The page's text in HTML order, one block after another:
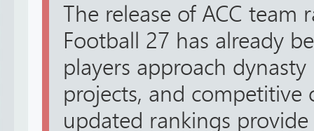
The release of ACC team
Football 27 has already
players approach
projects, and competitive
updated rankings